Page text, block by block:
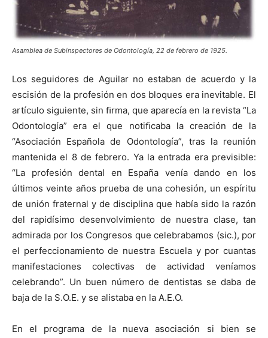
Asamblea de Subinspectores de Odontología, 22 de febrero de 1925.
Los seguidores de Aguilar no estaban de acuerdo y la
escisión de la profesión en dos bloques era inevitable. El
artículo siguiente, sin ﬁrma, que aparecía en la revista “La
Odontología” era el que notiﬁcaba la creación de la
“Asociación Española de Odontología”, tras la reunión
mantenida el 8 de febrero. Ya la entrada era previsible:
“La profesión dental en España venía dando en los
últimos veinte años prueba de una cohesión, un espíritu
de unión fraternal y de disciplina que había sido la razón
del rapidísimo desenvolvimiento de nuestra clase, tan
admirada por los Congresos que celebrabamos (sic.), por
el perfeccionamiento de nuestra Escuela y por cuantas
manifestaciones colectivas de actividad veníamos
celebrando”. Un buen número de dentistas se daba de
baja de la S.O.E. y se alistaba en la A.E.O.
En el programa de la nueva asociación si bien se